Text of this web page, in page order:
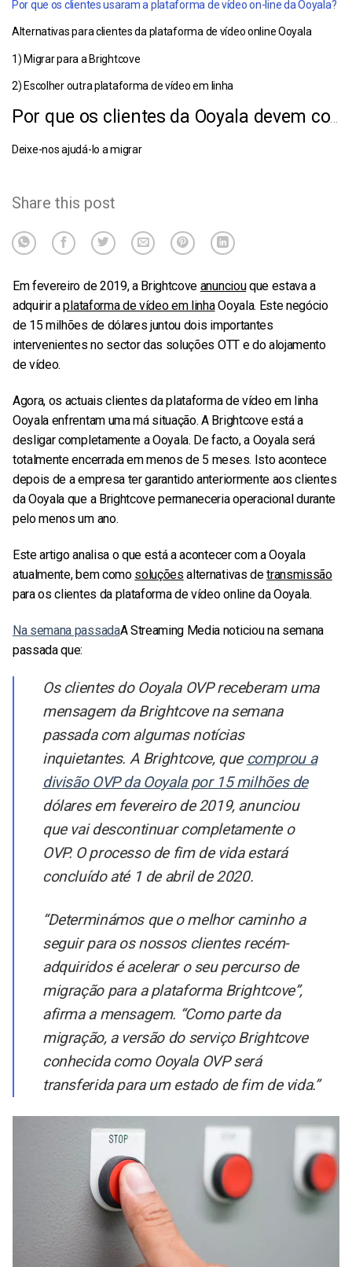
Por que os clientes usaram a plataforma de vídeo on-line da Ooyala?
Alternativas para clientes da plataforma de vídeo online Ooyala
1) Migrar para a Brightcove
2) Escolher outra plataforma de vídeo em linha
Por que os clientes da Ooyala devem considerar o uso do Dacast
Deixe-nos ajudá-lo a migrar
Share this post
Em fevereiro de 2019, a Brightcove anunciouque estava a
adquirir aplataforma de vídeo em linhaOoyala. Este negócio
de 15 milhões de dólares juntou dois importantes
intervenientes no sector das soluções OTT e do alojamento
de vídeo.
Agora, os actuais clientes da plataforma de vídeo em linha
Ooyala enfrentam uma má situação. A Brightcove está a
desligar completamente a Ooyala. De facto, a Ooyala será
totalmente encerrada em menos de 5 meses. Isto acontece
depois de a empresa ter garantido anteriormente aos clientes
da Ooyala que a Brightcove permaneceria operacional durante
pelo menos um ano.
Este artigo analisa o que está a acontecer com a Ooyala
atualmente, bem como soluções alternativas detransmissão
para os clientes da plataforma de vídeo online da Ooyala.
Na semana passadaA Streaming Media noticiou na semana
passada que:
Os clientes do Ooyala OVP receberam uma
mensagem da Brightcove na semana
passada com algumas notícias
inquietantes. A Brightcove, que comprou a
divisão OVP da Ooyala por 15 milhões de
dólares em fevereiro de 2019, anunciou
que vai descontinuar completamente o
OVP. O processo de fim de vida estará
concluído até 1 de abril de 2020.
“Determinámos que o melhor caminho a
seguir para os nossos clientes recém-
adquiridos é acelerar o seu percurso de
migração para a plataforma Brightcove”,
afirma a mensagem. “Como parte da
migração, a versão do serviço Brightcove
conhecida como Ooyala OVP será
transferida para um estado de fim de vida.”